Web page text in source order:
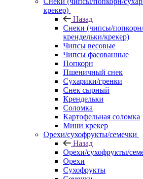
крекер)
Назад
Снеки (чипсы/
крендельки/крекер)
Чипсы весовые
Чипсы фасованные
Попкорн
Пшеничный снек
Сухарики/гренки
Снек сырный
Крендельки
Соломка
Картофельная соломка
Мини крекер
Орехи/сухофрукты/семечки
Назад
Орехи/сухофрукты/
Орехи
Сухофрукты